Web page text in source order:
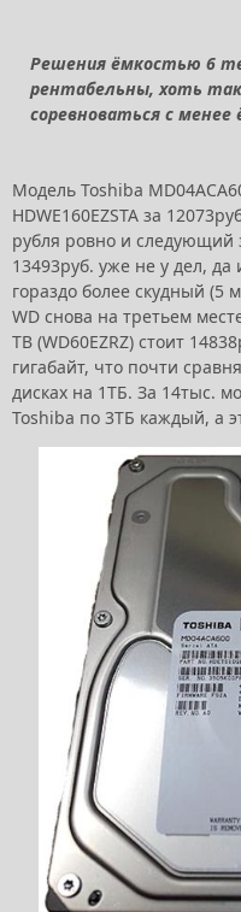
Решения ёмкостью 6
рентабельны, хоть
соревноваться с менее
Модель Toshiba
HDWE160EZSTA за
рубля ровно и следующий
13493руб. уже не у дел,
гораздо более скудный (5
WD снова на третьем
TB (WD60EZRZ) стоит
гигабайт, что почти
дисках на 1ТБ. За 14тыс.
Toshiba по 3ТБ каждый, а